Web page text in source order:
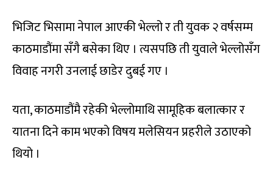
भिजिट भिसामा नेपाल आएकी भेल्लो र ती युवक २ वर्षसम्म
काठमाडौंमा सँगै बसेका थिए । त्यसपछि ती युवाले भेल्लोसँग
विवाह नगरी उनलाई छाडेर दुबई गए ।
यता, काठमाडौंमै रहेकी भेल्लोमाथि सामूहिक बलात्कार र
यातना दिने काम भएको विषय मलेसियन प्रहरीले उठाएको
थियो ।